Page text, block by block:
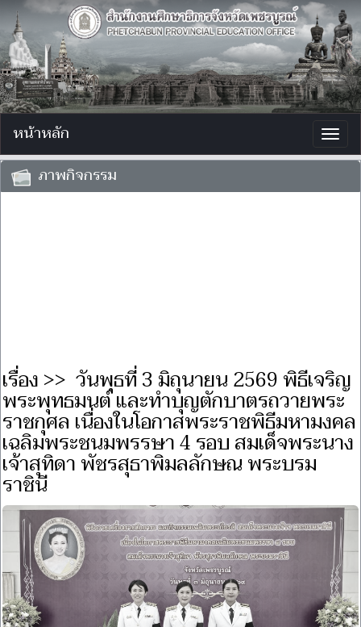
หน้าหลัก
ภาพกิจกรรม
เรื่อง >> วันพุธที่ 3 มิถุนายน 2569 พิธีเจริญ
พระพุทธมนต์ และทำบุญตักบาตรถวายพระ
ราชกุศล เนื่องในโอกาสพระราชพิธีมหามงคล
เฉลิมพระชนมพรรษา 4 รอบ สมเด็จพระนาง
เจ้าสุทิดา พัชรสุธาพิมลลักษณ พระบรม
ราชินี